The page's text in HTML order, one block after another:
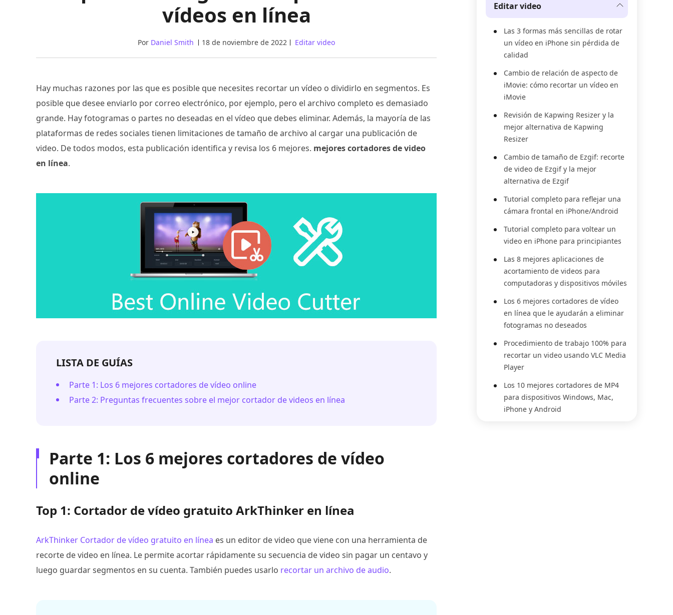
vídeos en línea
Por Daniel Smith 18 de noviembre de 2022 Editar video
Hay muchas razones por las que es posible que necesites recortar un vídeo o dividirlo en segmentos. Es
posible que desee enviarlo por correo electrónico, por ejemplo, pero el archivo completo es demasiado
grande. Hay fotogramas o partes no deseadas en el vídeo que debes eliminar. Además, la mayoría de las
plataformas de redes sociales tienen limitaciones de tamaño de archivo al cargar una publicación de
video. De todos modos, esta publicación identifica y revisa los 6 mejores. mejores cortadores de video
en línea.
LISTA DE GUÍAS
Parte 1: Los 6 mejores cortadores de vídeo online
Parte 2: Preguntas frecuentes sobre el mejor cortador de videos en línea
Parte 1: Los 6 mejores cortadores de vídeo
online
Top 1: Cortador de vídeo gratuito ArkThinker en línea
ArkThinker Cortador de vídeo gratuito en línea es un editor de video que viene con una herramienta de
recorte de video en línea. Le permite acortar rápidamente su secuencia de video sin pagar un centavo y
luego guardar segmentos en su cuenta. También puedes usarlo recortar un archivo de audio.
Editar video
Las 3 formas más sencillas de rotar
un vídeo en iPhone sin pérdida de
calidad
Cambio de relación de aspecto de
iMovie: cómo recortar un vídeo en
iMovie
Revisión de Kapwing Resizer y la
mejor alternativa de Kapwing
Resizer
Cambio de tamaño de Ezgif: recorte
de video de Ezgif y la mejor
alternativa de Ezgif
Tutorial completo para reflejar una
cámara frontal en iPhone/Android
Tutorial completo para voltear un
video en iPhone para principiantes
Las 8 mejores aplicaciones de
acortamiento de videos para
computadoras y dispositivos móviles
Los 6 mejores cortadores de vídeo
en línea que le ayudarán a eliminar
fotogramas no deseados
Procedimiento de trabajo 100% para
recortar un video usando VLC Media
Player
Los 10 mejores cortadores de MP4
para dispositivos Windows, Mac,
iPhone y Android